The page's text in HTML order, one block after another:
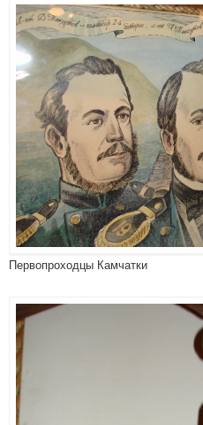
Первопроходцы Камчатки